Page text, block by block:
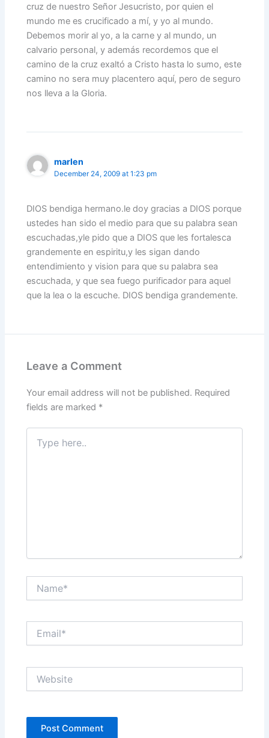
cruz de nuestro Señor Jesucristo, por quien el
mundo me es crucificado a mí, y yo al mundo.
Debemos morir al yo, a la carne y al mundo, un
calvario personal, y además recordemos que el
camino de la cruz exaltó a Cristo hasta lo sumo, este
camino no sera muy placentero aquí, pero de seguro
nos lleva a la Gloria.
marlen
December 24, 2009 at 1:23 pm
DIOS bendiga hermano.le doy gracias a DIOS porque
ustedes han sido el medio para que su palabra sean
escuchadas,yle pido que a DIOS que les fortalesca
grandemente en espiritu,y les sigan dando
entendimiento y vision para que su palabra sea
escuchada, y que sea fuego purificador para aquel
que la lea o la escuche. DIOS bendiga grandemente.
Leave a Comment
Your email address will not be published. Required
fields are marked *
Type
here..